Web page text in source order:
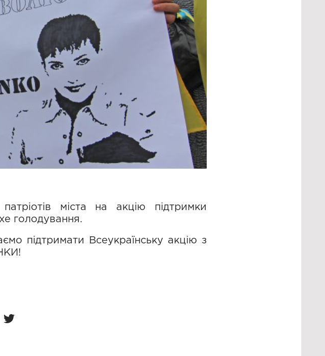
міста на акцію підтримки
голодування.
підтримати Всеукраїнську акцію з